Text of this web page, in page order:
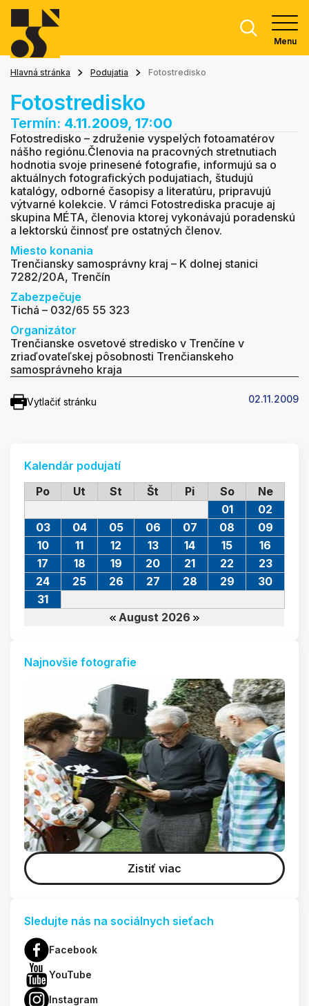
Menu
Hlavná stránka Podujatia Fotostredisko
Fotostredisko
Termín: 4.11.2009, 17:00
Fotostredisko – združenie vyspelých fotoamatérov
nášho regiónu.Členovia na pracovných stretnutiach
hodnotia svoje prinesené fotografie, informujú sa o
aktuálnych fotografických podujatiach, študujú
katalógy, odborné časopisy a literatúru, pripravujú
výtvarné kolekcie. V rámci Fotostrediska pracuje aj
skupina MÉTA, členovia ktorej vykonávajú poradenskú
a lektorskú činnosť pre ostatných členov.
Miesto konania
Trenčiansky samosprávny kraj – K dolnej stanici
7282/20A, Trenčín
Zabezpečuje
Tichá – 032/65 55 323
Organizátor
Trenčianske osvetové stredisko v Trenčíne v
zriaďovateľskej pôsobnosti Trenčianskeho
samosprávneho kraja
Vytlačiť stránku 02.11.2009
Kalendár podujatí
Po
Ut St Št Pi So Ne
August 2026
01
02
03
04 05 06 07 08
09
10
11 12 13 14 15
16
17
18 19 20 21 22
23
24
25 26 27 28 29
30
31
Najnovšie fotografie
Zistiť viac
Sledujte nás na sociálnych sieťach
Facebook
YouTube
Instagram